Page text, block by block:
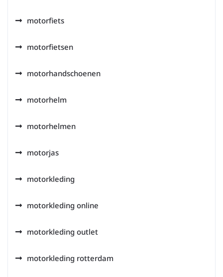
motorfiets
motorfietsen
motorhandschoenen
motorhelm
motorhelmen
motorjas
motorkleding
motorkleding online
motorkleding outlet
motorkleding rotterdam